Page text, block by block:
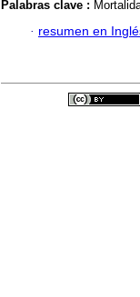
Palabras clave :
· resumen en